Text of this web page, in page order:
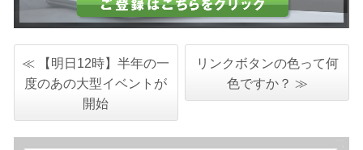
≪ 【明日12時】半年の一
度のあの大型イベントが
開始
リンクボタンの色って何
色ですか？ ≫